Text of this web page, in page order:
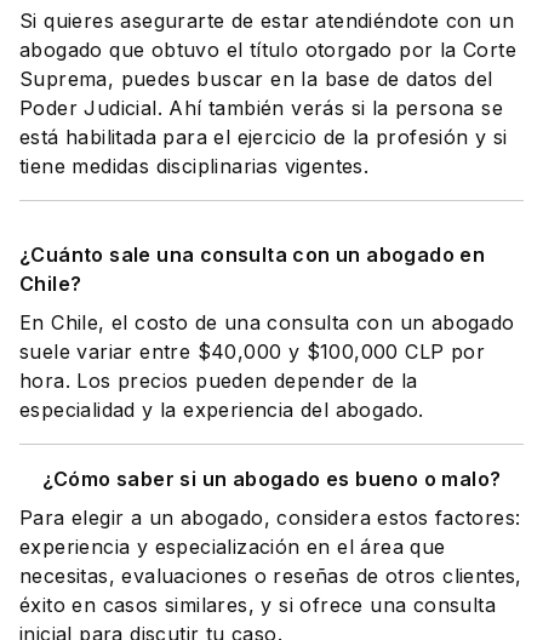
Si quieres asegurarte de estar atendiéndote con un
abogado que obtuvo el título otorgado por la Corte
Suprema, puedes buscar en la base de datos del
Poder Judicial. Ahí también verás si la persona se
está habilitada para el ejercicio de la profesión y si
tiene medidas disciplinarias vigentes.
¿Cuánto sale una consulta con un abogado en
Chile?
En Chile, el costo de una consulta con un abogado
suele variar entre $40,000 y $100,000 CLP por
hora. Los precios pueden depender de la
especialidad y la experiencia del abogado.
¿Cómo saber si un abogado es bueno o malo?
Para elegir a un abogado, considera estos factores:
experiencia y especialización en el área que
necesitas, evaluaciones o reseñas de otros clientes,
éxito en casos similares, y si ofrece una consulta
inicial para discutir tu caso.